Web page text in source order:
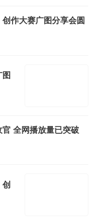
作大赛广图分享会圆
全网播放量已突破